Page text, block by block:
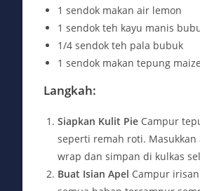
1 sendok makan air lemon
1 sendok teh kayu manis
1/4 sendok teh pala bubuk
1 sendok makan tepung
Langkah:
Siapkan Kulit Pie Campur
seperti remah roti.
wrap dan simpan di kulkas
Buat Isian Apel Campur